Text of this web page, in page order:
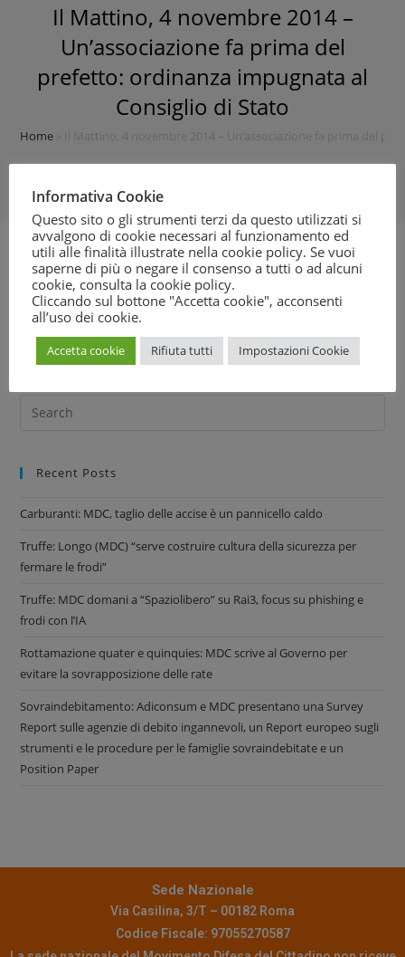
Il Mattino, 4 novembre 2014 –
Un’associazione fa prima del
prefetto: ordinanza impugnata al
Consiglio di Stato
Home Il Mattino, 4 novembre 2014 – Un’associazione fa prima del
In merito al caso De Magistris, il Movimento Difesa del
Cittadino (MDC) attraverso il suo legale Gianluigi Pellegrino
ha chiesto la procedura d’urgenza, così già oggi di svolgerà
la discussione.Scarica il PDF
Recent Posts
Carburanti: MDC, taglio delle accise è un pannicello caldo
Truffe: Longo (MDC) “serve costruire cultura della sicurezza per
fermare le frodi”
Truffe: MDC domani a “Spaziolibero” su Rai3, focus su phishing e
frodi con l’IA
Rottamazione quater e quinquies: MDC scrive al Governo per
evitare la sovrapposizione delle rate
Sovraindebitamento: Adiconsum e MDC presentano una Survey
Report sulle agenzie di debito ingannevoli, un Report europeo sugli
strumenti e le procedure per le famiglie sovraindebitate e un
Position Paper
Sede Nazionale
Via Casilina, 3/T – 00182 Roma
Codice Fiscale: 97055270587
Informativa Cookie
Questo sito o gli strumenti terzi da questo utilizzati si
avvalgono di cookie necessari al funzionamento ed
utili alle finalità illustrate nella cookie policy. Se vuoi
saperne di più o negare il consenso a tutti o ad alcuni
cookie, consulta la cookie policy.
Cliccando sul bottone "Accetta cookie", acconsenti
all’uso dei cookie.
Accetta cookie Rifiuta tutti Impostazioni Cookie